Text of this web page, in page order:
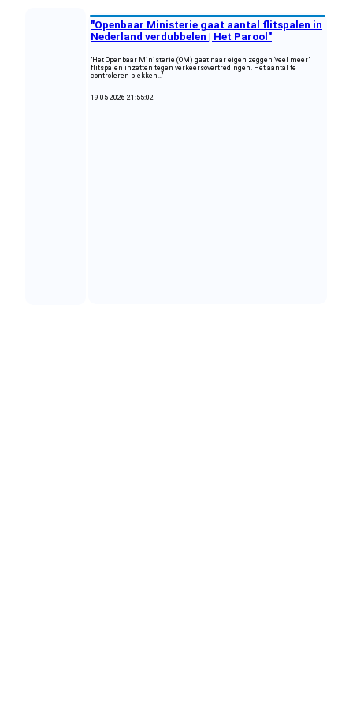
"Openbaar Ministerie gaat aantal flitspalen in
Nederland verdubbelen | Het Parool"
"Het Openbaar Ministerie (OM) gaat naar eigen zeggen ‘veel meer’
flitspalen inzetten tegen verkeersovertredingen. Het aantal te
controleren plekken..."
19-05-2026 21:55:02